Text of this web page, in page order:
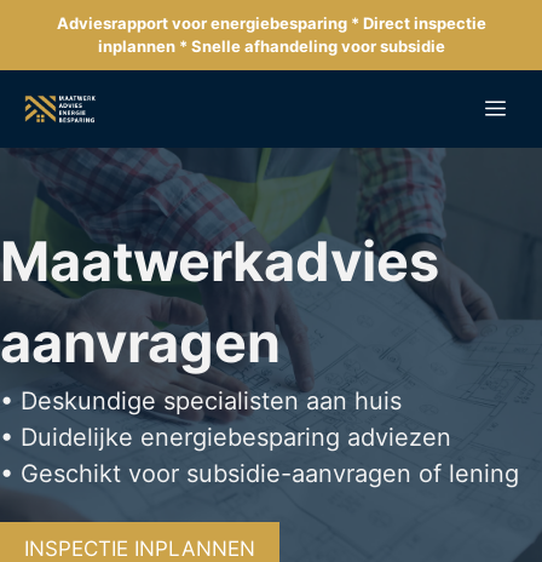
de
inhoud
Adviesrapport voor energiebesparing * Direct inspectie
inplannen * Snelle afhandeling voor subsidie
Maatwerkadvies
aanvragen
• Deskundige specialisten aan huis
• Duidelijke energiebesparing adviezen
• Geschikt voor subsidie-aanvragen of lening
INSPECTIE INPLANNEN